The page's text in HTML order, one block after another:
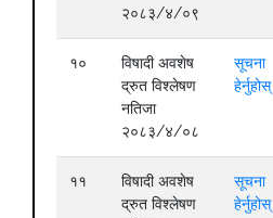
२०८३/४/०९
१०
विषादी अवशेष
द्रुत विश्लेषण
नतिजा
२०८३/४/०८
सूचना
हेर्नुहोस्
११
विषादी अवशेष
द्रुत विश्लेषण
सूचना
हेर्नुहोस्